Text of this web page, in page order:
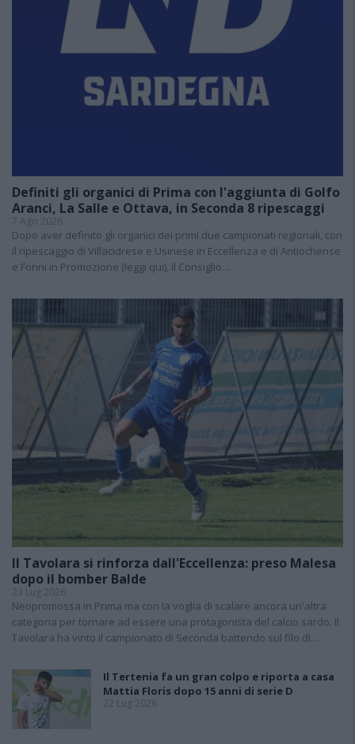
Definiti gli organici di Prima con l'aggiunta di Golfo
Aranci, La Salle e Ottava, in Seconda 8 ripescaggi
7 Ago 2026
Dopo aver definito gli organici dei primi due campionati regionali, con
il ripescaggio di Villacidrese e Usinese in Eccellenza e di Antiochense
e Fonni in Promozione (leggi qui), il Consiglio…
Il Tavolara si rinforza dall'Eccellenza: preso Malesa
dopo il bomber Balde
23 Lug 2026
Neopromossa in Prima ma con la voglia di scalare ancora un'altra
categoria per tornare ad essere una protagonista del calcio sardo. Il
Tavolara ha vinto il campionato di Seconda battendo sul filo di…
Il Tertenia fa un gran colpo e riporta a casa
Mattia Floris dopo 15 anni di serie D
22 Lug 2026